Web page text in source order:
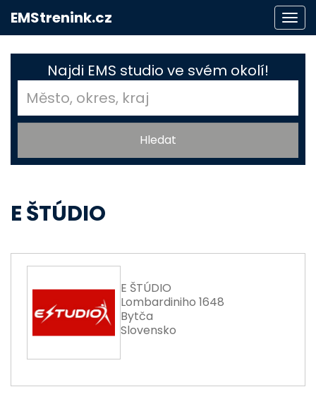
EMStrenink.cz
Najdi EMS studio ve svém okolí!
E ŠTÚDIO
E ŠTÚDIO
Lombardiniho 1648
Bytča
Slovensko